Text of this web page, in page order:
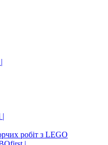
|
робіт з LEGO